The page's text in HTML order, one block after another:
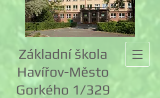
Základní škola
Havířov-Město
Gorkého 1/329